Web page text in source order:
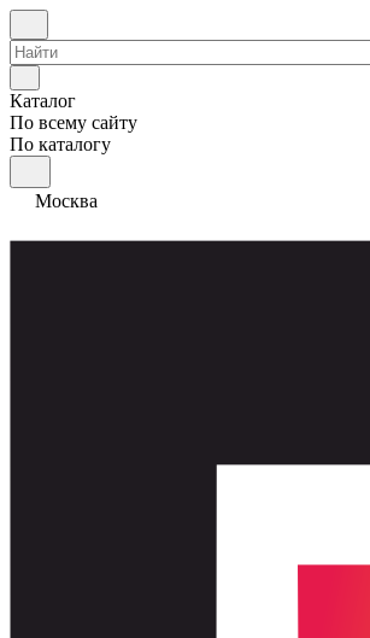
Каталог
По всему сайту
По каталогу
Москва